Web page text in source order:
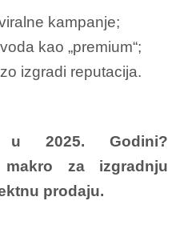
kampanje;
kao „premium“;
izgradi reputacija.
u 2025. Godini?
za izgradnju
prodaju.